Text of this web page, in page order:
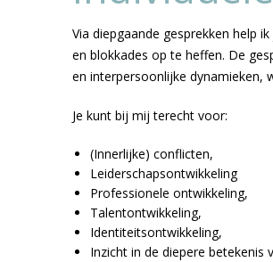
Via diepgaande gesprekken help
en blokkades op te heffen. De
en interpersoonlijke dynamieken,
Je kunt bij mij terecht voor:
(Innerlijke) conflicten,
Leiderschapsontwikkeling
Professionele ontwikkeling,
Talentontwikkeling,
Identiteitsontwikkeling,
Inzicht in de diepere betekenis